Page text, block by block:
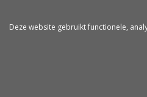
Deze website gebruikt functionele,